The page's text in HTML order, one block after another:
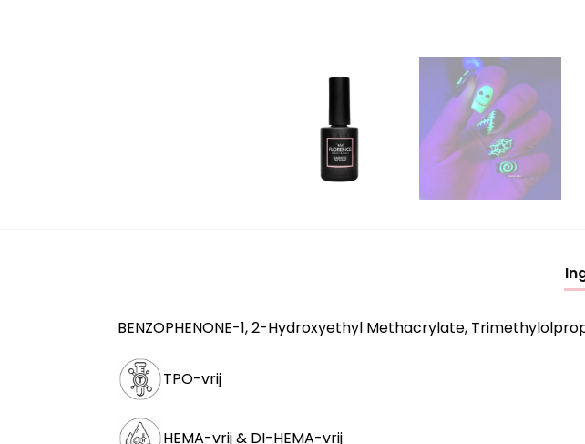
BENZOPHENONE-1, 2-Hydroxyethyl Methacrylate,
TPO-vrij
HEMA-vrij & DI-HEMA-vrij